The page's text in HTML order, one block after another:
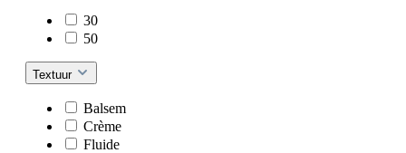
30
50
Textuur
Balsem
Crème
Fluide